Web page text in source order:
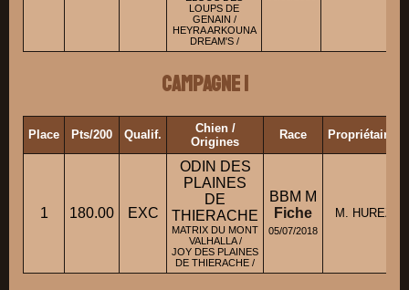
LOUPS DE
GENAIN /
HEYRA ARKOUNA
DREAM'S /
Campagne 1
Place Pts/200 Qualif.
Chien /
Origines
Race Propriétaire/
1 180.00 EXC
ODIN DES
PLAINES
DE
THIERACHE
MATRIX DU MONT
VALHALLA /
JOY DES PLAINES
DE THIERACHE /
BBM M
Fiche
05/07/2018
M. HUREZ